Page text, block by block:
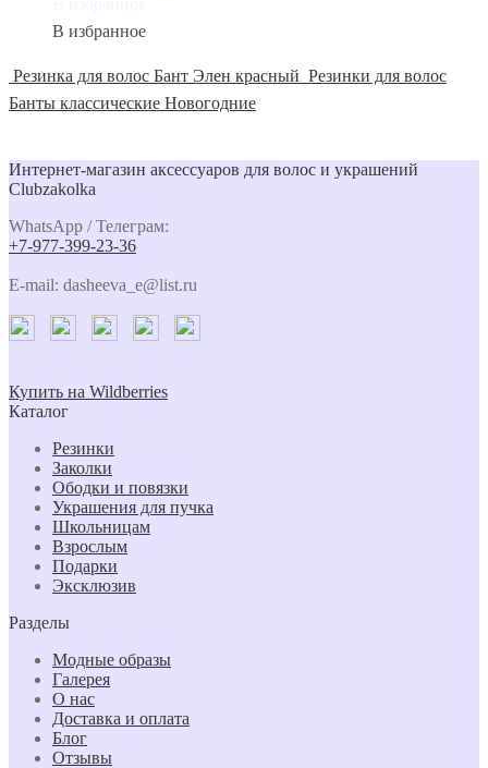
В избранное
Резинка для волос Бант Элен красный Резинки для волос
Банты классические Новогодние
Интернет-магазин аксессуаров для волос и украшений
Clubzakolka
WhatsApp / Телеграм:
+7-977-399-23-36
E-mail: dasheeva_e@list.ru
Купить на Wildberries
Каталог
Резинки
Заколки
Ободки и повязки
Украшения для пучка
Школьницам
Взрослым
Подарки
Эксклюзив
Разделы
Модные образы
Галерея
О нас
Доставка и оплата
Блог
Отзывы